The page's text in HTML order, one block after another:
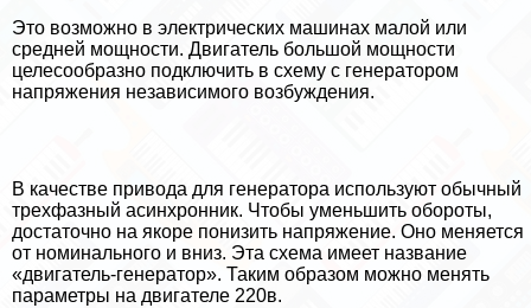
Это возможно в электрических машинах малой или
средней мощности. Двигатель большой мощности
целесообразно подключить в схему с генератором
напряжения независимого возбуждения.
В качестве привода для генератора используют обычный
трехфазный асинхронник. Чтобы уменьшить обороты,
достаточно на якоре понизить напряжение. Оно меняется
от номинального и вниз. Эта схема имеет название
«двигатель-генератор». Таким образом можно менять
параметры на двигателе 220в.